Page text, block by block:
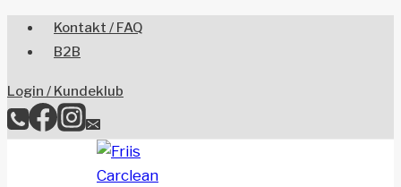
Skip
Kontakt / FAQ
B2B
Login / Kundeklub